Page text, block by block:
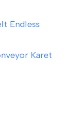
Endless
Karet